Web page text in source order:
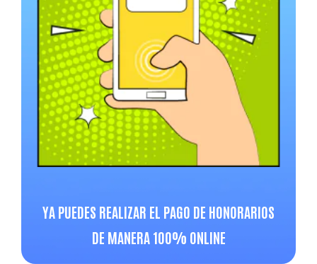
YA PUEDES REALIZAR EL PAGO DE HONORARIOS
DE MANERA 100% ONLINE